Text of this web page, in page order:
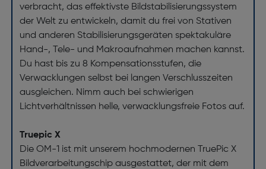
verbracht, das effektivste Bildstabilisierungssystem
der Welt zu entwickeln, damit du frei von Stativen
und anderen Stabilisierungsgeräten spektakuläre
Hand-, Tele- und Makroaufnahmen machen kannst.
Du hast bis zu 8 Kompensationsstufen, die
Verwacklungen selbst bei langen Verschlusszeiten
ausgleichen. Nimm auch bei schwierigen
Lichtverhältnissen helle, verwacklungsfreie Fotos auf.
Truepic X
Die OM-1 ist mit unserem hochmodernen TruePic X
Bildverarbeitungschip ausgestattet, der mit dem